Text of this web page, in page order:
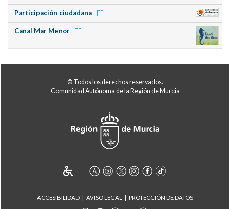
Participación ciudadana
Canal Mar Menor
© Todos los derechos reservados.
Comunidad Autónoma de la Región de Murcia
ACCESIBILIDAD AVISO LEGAL PROTECCIÓN DE DATOS